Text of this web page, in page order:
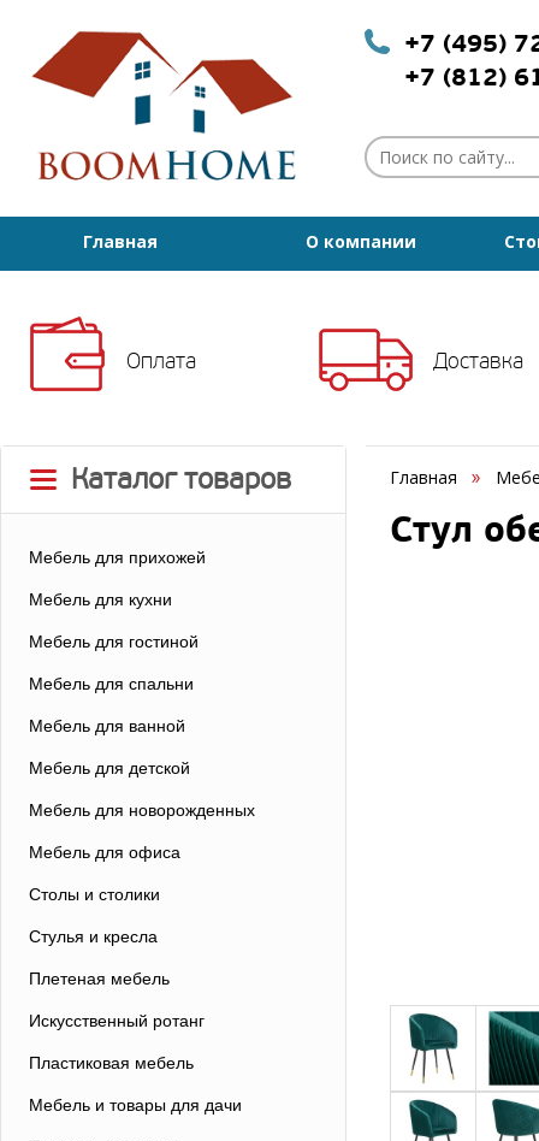
+7 (495)
+7 (812)
Главная О компании
Оплата Доставка
Каталог товаров
Мебель для прихожей
Мебель для кухни
Мебель для гостиной
Мебель для спальни
Мебель для ванной
Мебель для детской
Мебель для новорожденных
Мебель для офиса
Столы и столики
Стулья и кресла
Плетеная мебель
Искусственный ротанг
Пластиковая мебель
Мебель и товары для дачи
Главная
Стул